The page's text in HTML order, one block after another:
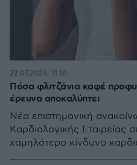
Πόσα φλιτζάνια καφέ
έρευνα αποκαλύπτει
Νέα επιστημονική
Καρδιολογικής Εταιρείας
χαμηλότερο κίνδυνο
22.07.2026, 11:10